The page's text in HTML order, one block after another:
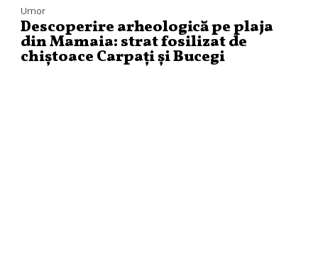
Umor
Descoperire arheologică pe plaja
din Mamaia: strat fosilizat de
chiștoace Carpați și Bucegi